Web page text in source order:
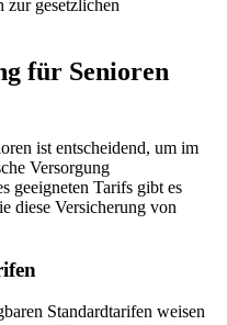
gesetzlichen
für Senioren
ist entscheidend, um im
Versorgung
geeigneten Tarifs gibt es
diese Versicherung von
Standardtarifen weisen